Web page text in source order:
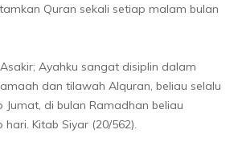
Quran sekali setiap malam bulan
Ayahku sangat disiplin dalam
dan tilawah Alquran, beliau selalu
di bulan Ramadhan beliau
Kitab Siyar (20/562).